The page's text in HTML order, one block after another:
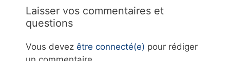
Laisser vos commentaires et
questions
Vous devez être connecté(e) pour rédiger